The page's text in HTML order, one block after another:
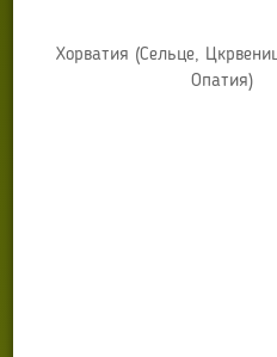
Хорватия (Сельце,
Опатия)